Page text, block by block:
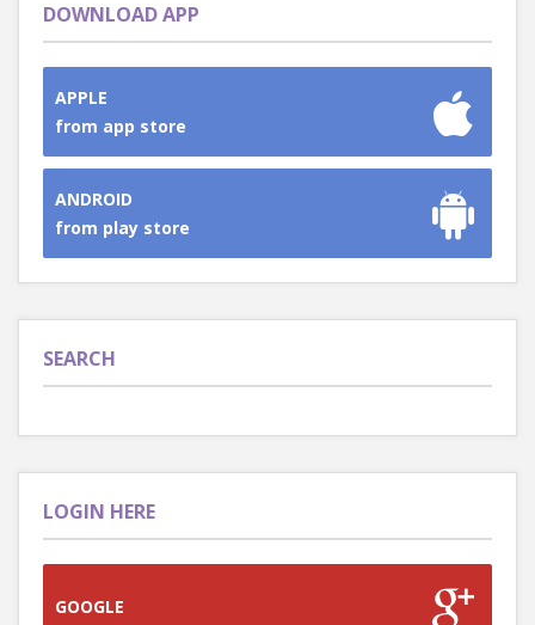
DOWNLOAD APP
APPLE
from app store
ANDROID
from play store
SEARCH
LOGIN HERE
GOOGLE